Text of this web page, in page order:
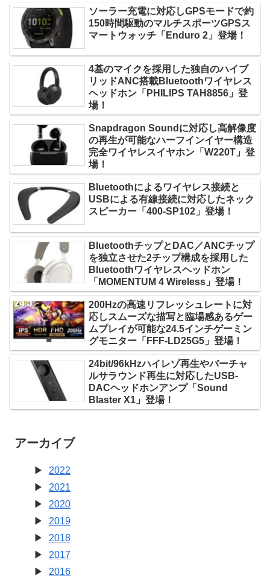
ソーラー充電に対応しGPSモードで約
150時間駆動のマルチスポーツGPSス
マートウォッチ「Enduro 2」登場！
4基のマイクを採用した独自のハイブ
リッドANC搭載Bluetoothワイヤレス
ヘッドホン「PHILIPS TAH8856」登
場！
Snapdragon Soundに対応し高解像度
の再生が可能なハーフインイヤー構造
完全ワイヤレスイヤホン「W220T」登
場！
Bluetoothによるワイヤレス接続と
USBによる有線接続に対応したネック
スピーカー「400-SP102」登場！
BluetoothチップとDAC／ANCチップ
を独立させた2チップ構成を採用した
Bluetoothワイヤレスヘッドホン
「MOMENTUM 4 Wireless」登場！
200Hzの高速リフレッシュレートに対
応しスムーズな描写と臨場感あるゲー
ムプレイが可能な24.5インチゲーミン
グモニター「FFF-LD25G5」登場！
24bit/96kHzハイレゾ再生やバーチャ
ルサラウンド再生に対応したUSB-
DACヘッドホンアンプ「Sound
Blaster X1」登場！
アーカイブ
2022
2021
2020
2019
2018
2017
2016